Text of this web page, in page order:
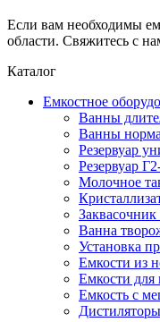
Если вам необходимы
области. Свяжитесь с
Каталог
Емкостное
Ванны
Ванны
Резервуар
Резервуар
Молочное
Ванна
Установка
Емкости из
Емкости для
Емкость с
Дистиляторы